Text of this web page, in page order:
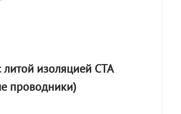
литой изоляцией СТА
проводники)